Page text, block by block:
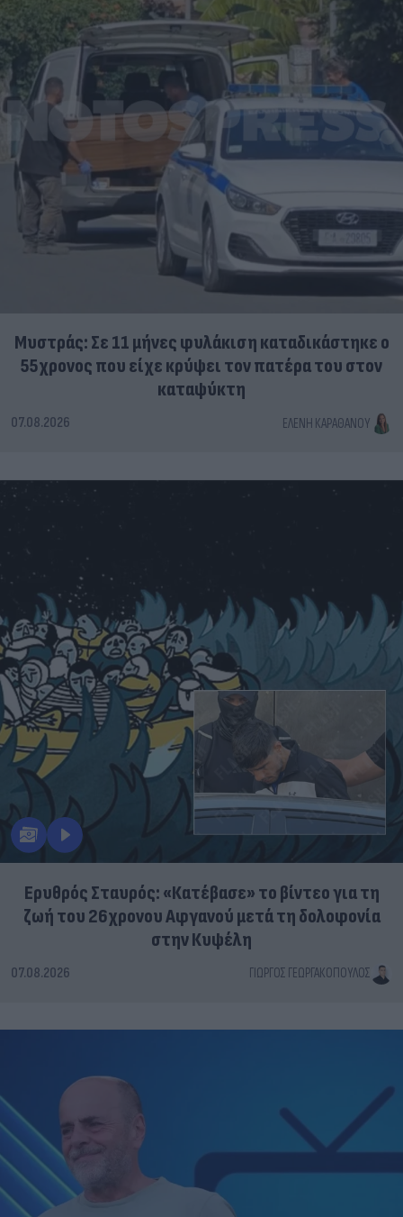
55χρονος που είχε κρύψει τον πατέρα του στον
καταψύκτη
Ερυθρός Σταυρός: «Κατέβασε» το βίντεο για τη
ζωή του 26χρονου Αφγανού μετά τη δολοφονία
στην Κυψέλη
ΓΙΏΡΓΟΣ ΓΕΩΡΓΑΚΌΠΟΥΛΟΣ